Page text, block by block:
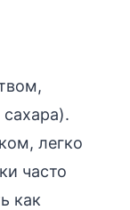
легко
часто
как